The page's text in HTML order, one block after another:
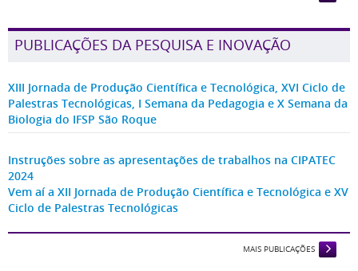
PUBLICAÇÕES DA PESQUISA E INOVAÇÃO
XIII Jornada de Produção Científica e Tecnológica, XVI Ciclo de
Palestras Tecnológicas, I Semana da Pedagogia e X Semana da
Biologia do IFSP São Roque
Instruções sobre as apresentações de trabalhos na CIPATEC
2024
Vem aí a XII Jornada de Produção Científica e Tecnológica e XV
Ciclo de Palestras Tecnológicas
MAIS PUBLICAÇÕES